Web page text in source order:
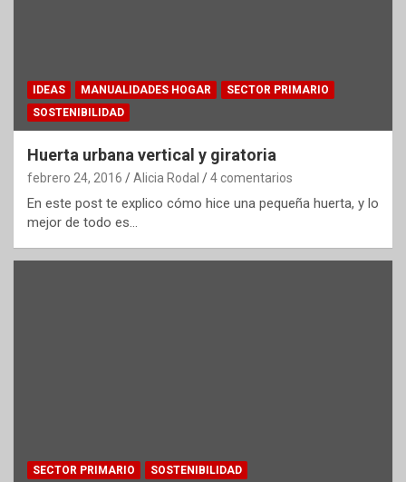
IDEAS MANUALIDADES HOGAR
SECTOR PRIMARIO
SOSTENIBILIDAD
Huerta urbana vertical y giratoria
febrero 24, 2016 Alicia Rodal 4 comentarios
En este post te explico cómo hice una pequeña huerta, y lo
mejor de todo es…
SECTOR PRIMARIO SOSTENIBILIDAD